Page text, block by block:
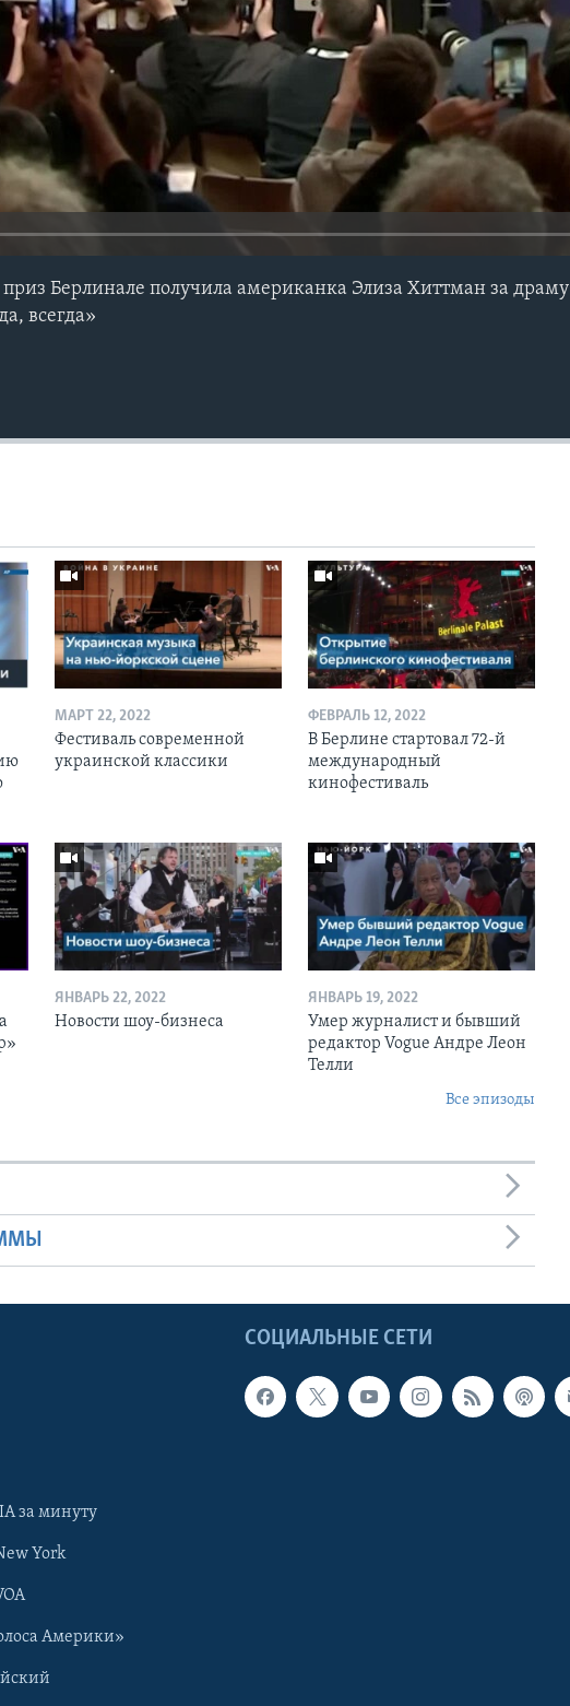
Берлинале получила американка Элиза Хиттман за драму
всегда»
МАРТ 22, 2022
Фестиваль современной
украинской классики
ФЕВРАЛЬ 12, 2022
В Берлине стартовал 72-й
международный
кинофестиваль
ЯНВАРЬ 22, 2022
Новости шоу-бизнеса
ЯНВАРЬ 19, 2022
Умер журналист и бывший
редактор Vogue Андре Леон
Телли
Все эпизоды
СОЦИАЛЬНЫЕ СЕТИ
за минуту
York
Америки»